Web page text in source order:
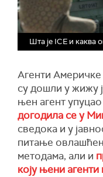
Шта је ICE и каква
Агенти
су дошли у жижу
њен агент
догодила се у
сведока и у
питање
методама, али и
коју њени агенти